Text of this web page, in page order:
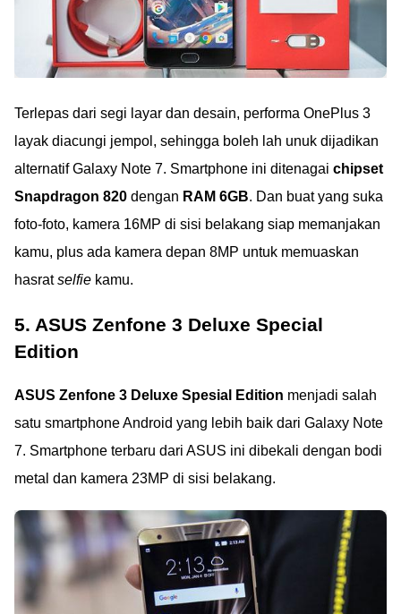
Terlepas dari segi layar dan desain, performa OnePlus 3
layak diacungi jempol, sehingga boleh lah unuk dijadikan
alternatif Galaxy Note 7. Smartphone ini ditenagai chipset
Snapdragon 820 dengan RAM 6GB. Dan buat yang suka
foto-foto, kamera 16MP di sisi belakang siap memanjakan
kamu, plus ada kamera depan 8MP untuk memuaskan
hasratselfie kamu.
5. ASUS Zenfone 3 Deluxe Special
Edition
ASUS Zenfone 3 Deluxe Spesial Edition menjadi salah
satu smartphone Android yang lebih baik dari Galaxy Note
7. Smartphone terbaru dari ASUS ini dibekali dengan bodi
metal dan kamera 23MP di sisi belakang.